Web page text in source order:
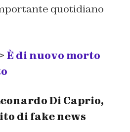
quotidiano
È di nuovo morto
Di Caprio,
di fake news